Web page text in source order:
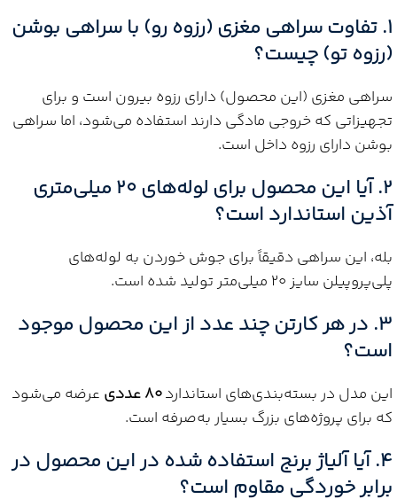
1. تفاوت سراهی مغزی (رزوه رو) با سراهی بوشن
(رزوه تو) چیست؟
سراهی مغزی (این محصول) دارای رزوه بیرون است و برای
تجهیزاتی که خروجی مادگی دارند استفاده می‌شود، اما سراهی
بوشن دارای رزوه داخل است.
2. آیا این محصول برای لوله‌های 20 میلی‌متری
آذین استاندارد است؟
بله، این سراهی دقیقاً برای جوش خوردن به لوله‌های
پلی‌پروپیلن سایز 20 میلی‌متر تولید شده است.
3. در هر کارتن چند عدد از این محصول موجود
است؟
این مدل در بسته‌بندی‌های استاندارد80 عددی
عرضه می‌شود
که برای پروژه‌های بزرگ بسیار به‌صرفه است.
4. آیا آلیاژ برنج استفاده شده در این محصول در
برابر خوردگی مقاوم است؟